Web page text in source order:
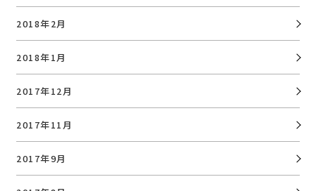
2018年2月
2018年1月
2017年12月
2017年11月
2017年9月